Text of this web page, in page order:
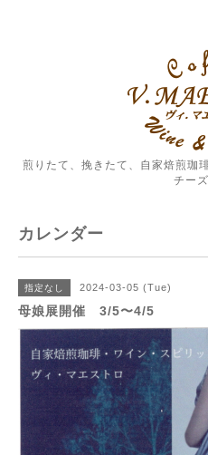
煎りたて、挽きたて、自家焙煎珈
チー
カレンダー
指定なし 2024-03-05 (Tue)
母娘展開催 3/5〜4/5